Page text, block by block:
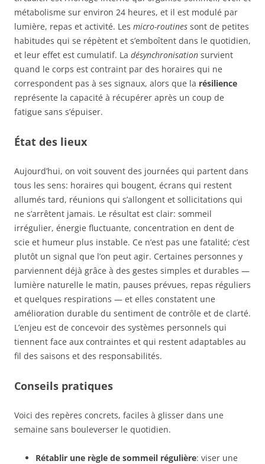
métabolisme sur environ 24 heures, et il est modulé par
lumière, repas et activité. Les micro-routines sont de petites
habitudes qui se répètent et s’emboîtent dans le quotidien,
et leur effet est cumulatif. La désynchronisation survient
quand le corps est contraint par des horaires qui ne
correspondent pas à ses signaux, alors que la résilience
représente la capacité à récupérer après un coup de
fatigue sans s’épuiser.
État des lieux
Aujourd’hui, on voit souvent des journées qui partent dans
tous les sens: horaires qui bougent, écrans qui restent
allumés tard, réunions qui s’allongent et sollicitations qui
ne s’arrêtent jamais. Le résultat est clair: sommeil
irrégulier, énergie fluctuante, concentration en dent de
scie et humeur plus instable. Ce n’est pas une fatalité; c’est
plutôt un signal que l’on peut agir. Certaines personnes y
parviennent déjà grâce à des gestes simples et durables —
lumière naturelle le matin, pauses prévues, repas réguliers
et quelques respirations — et elles constatent une
amélioration durable du sentiment de contrôle et de clarté.
L’enjeu est de concevoir des systèmes personnels qui
tiennent face aux contraintes et qui restent adaptables au
fil des saisons et des responsabilités.
Conseils pratiques
Voici des repères concrets, faciles à glisser dans une
semaine sans bouleverser le quotidien.
Rétablir une règle de sommeil régulière: viser une